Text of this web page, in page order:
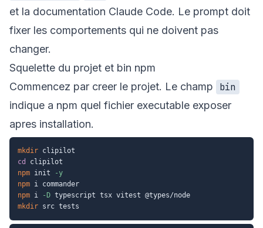
et la documentation Claude Code. Le prompt doit
fixer les comportements qui ne doivent pas
changer.
Squelette du projet et bin npm
Commencez par creer le projet. Le champ
bin
indique a npm quel fichier executable exposer
apres installation.
mkdir
cd
npm init
-y
npm
npm i -D
mkdir